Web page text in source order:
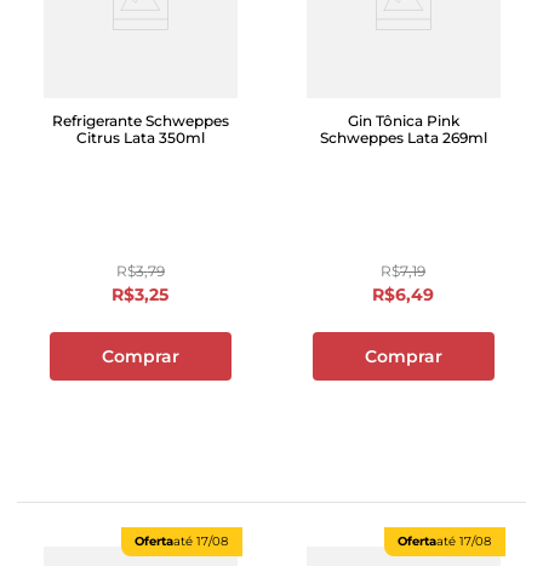
Refrigerante Schweppes
Citrus Lata 350ml
R$3,79
R$3,25
Comprar
Gin Tônica Pink
Schweppes Lata 269ml
R$7,19
R$6,49
Comprar
Ofertaaté 17/08 Ofertaaté 17/08